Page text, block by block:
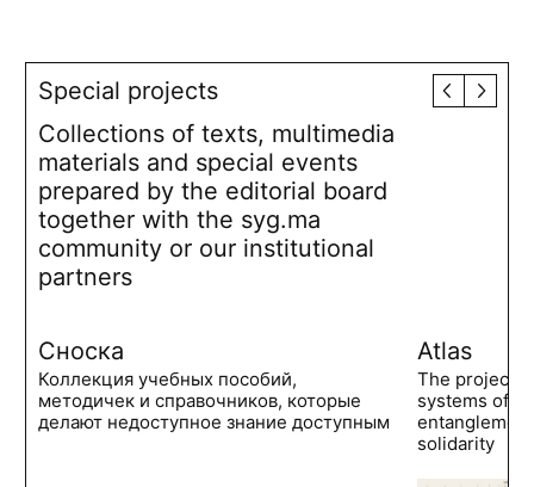
Special projects
Collections of texts, multimedia
materials and special events
prepared by the editorial board
together with the syg.ma
community or our institutional
partners
Сноска
Коллекция учебных пособий,
методичек и справочников, которые
делают недоступное знание доступным
Atlas
The project
systems of
solidarity